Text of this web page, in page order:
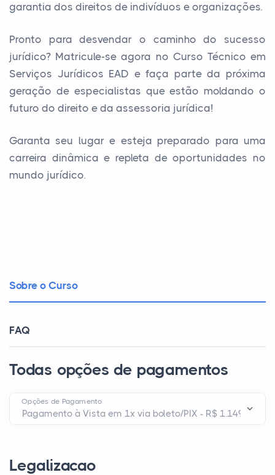
garantia dos direitos de indivíduos e organizações.
Pronto para desvendar o caminho do sucesso
jurídico? Matricule-se agora no Curso Técnico em
Serviços Jurídicos EAD e faça parte da próxima
geração de especialistas que estão moldando o
futuro do direito e da assessoria jurídica!
Garanta seu lugar e esteja preparado para uma
carreira dinâmica e repleta de oportunidades no
mundo jurídico.
Sobre o Curso
FAQ
Todas opções de pagamentos
Opções de Pagamento
Legalizacao